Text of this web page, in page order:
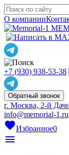
О компании
+7 (930) 938-53-38
Обратный звонок
г. Москва, 2-й
info@memorial-1.ru
favoriteИзбранное0
menu